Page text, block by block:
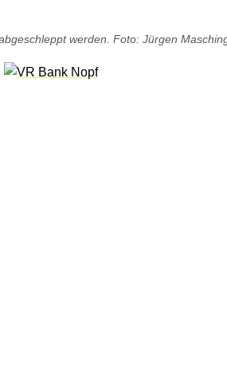
werden. Foto: Jürgen